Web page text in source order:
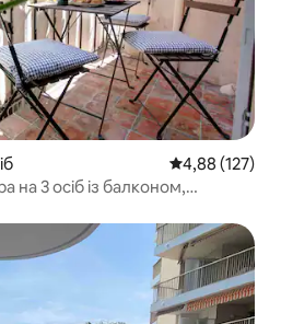
Середня
4,88 (127)
на 3 осіб із балконом,